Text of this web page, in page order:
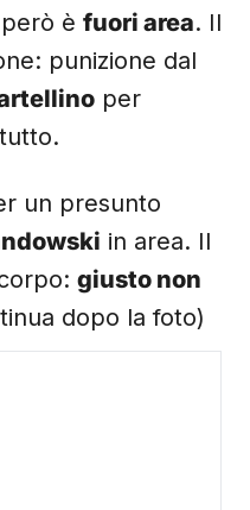
è fuori area. Il
punizione dal
per
un presunto
in area. Il
giusto non
dopo la foto)